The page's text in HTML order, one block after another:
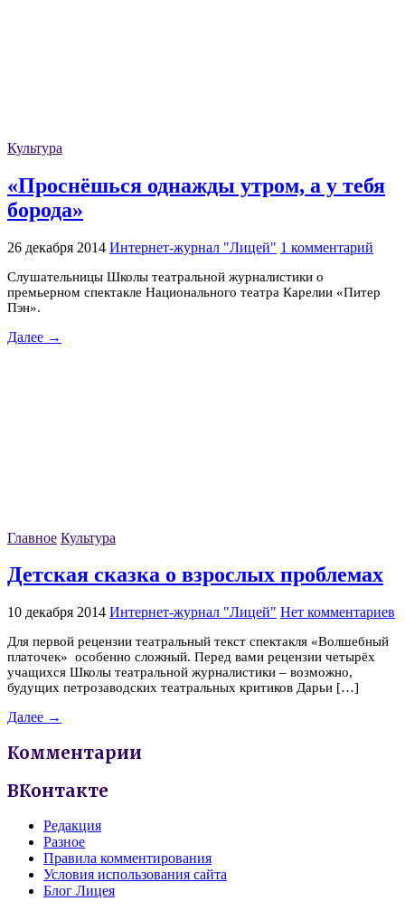
Культура
«Проснёшься однажды утром, а у тебя
борода»
26 декабря 2014 Интернет-журнал "Лицей" 1 комментарий
Слушательницы Школы театральной журналистики о
премьерном спектакле Национального театра Карелии «Питер
Пэн».
Далее →
Главное Культура
Детская сказка о взрослых проблемах
10 декабря 2014 Интернет-журнал "Лицей" Нет комментариев
Для первой рецензии театральный текст спектакля «Волшебный
платочек» особенно сложный. Перед вами рецензии четырёх
учащихся Школы театральной журналистики – возможно,
будущих петрозаводских театральных критиков Дарьи […]
Далее →
Комментарии
ВКонтакте
Редакция
Разное
Правила комментирования
Условия использования сайта
Блог Лицея